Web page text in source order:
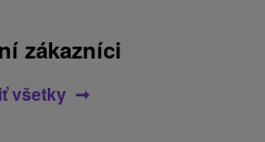
zákazníci
všetky